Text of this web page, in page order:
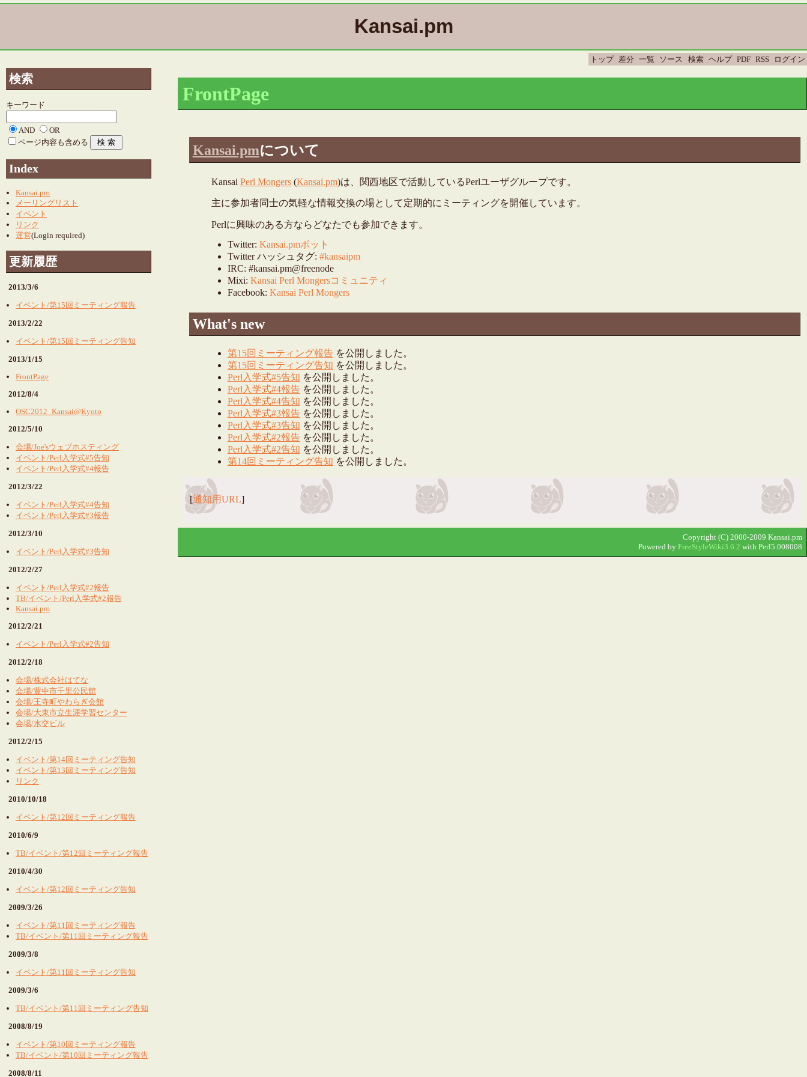
トップ 差分 一覧 ソース 検索 ヘルプ PDF RSS ログイン
FrontPage
Kansai.pmについて
Kansai Perl Mongers(Kansai.pm)は、関西地区で活動しているPerlユーザグループです。
主に参加者同士の気軽な情報交換の場として定期的にミーティングを開催しています。
Perlに興味のある方ならどなたでも参加できます。
Twitter: Kansai.pmボット
Twitter ハッシュタグ: #kansaipm
IRC: #kansai.pm@freenode
Mixi: Kansai Perl Mongersコミュニティ
Facebook: Kansai Perl Mongers
What's new
第15回ミーティング報告を公開しました。
第15回ミーティング告知 を公開しました。
Perl入学式#5告知 を公開しました。
Perl入学式#4報告を公開しました。
Perl入学式#4告知 を公開しました。
Perl入学式#3報告を公開しました。
Perl入学式#3告知 を公開しました。
Perl入学式#2報告を公開しました。
Perl入学式#2告知 を公開しました。
第14回ミーティング告知 を公開しました。
[通知用URL]
Copyright (C) 2000-2009 Kansai.pm
Powered by FreeStyleWiki3.6.2 with Perl5.008008
検索
キーワード
AND
OR
ページ内容も含める
Index
Kansai.pm
メーリングリスト
イベント
リンク
運営(Login required)
更新履歴
2013/3/6
イベント/第15回ミーティング報告
2013/2/22
イベント/第15回ミーティング告知
2013/1/15
FrontPage
2012/8/4
OSC2012_Kansai@Kyoto
2012/5/10
会場/Joe'sウェブホスティング
イベント/Perl入学式#5告知
イベント/Perl入学式#4報告
2012/3/22
イベント/Perl入学式#4告知
イベント/Perl入学式#3報告
2012/3/10
イベント/Perl入学式#3告知
2012/2/27
イベント/Perl入学式#2報告
TB/イベント/Perl入学式#2報告
Kansai.pm
2012/2/21
イベント/Perl入学式#2告知
2012/2/18
会場/株式会社はてな
会場/豊中市千里公民館
会場/王寺町やわらぎ会館
会場/大東市立生涯学習センター
会場/水交ビル
2012/2/15
イベント/第14回ミーティング告知
イベント/第13回ミーティング告知
リンク
2010/10/18
イベント/第12回ミーティング報告
2010/6/9
TB/イベント/第12回ミーティング報告
2010/4/30
イベント/第12回ミーティング告知
2009/3/26
イベント/第11回ミーティング報告
TB/イベント/第11回ミーティング報告
2009/3/8
イベント/第11回ミーティング告知
2009/3/6
TB/イベント/第11回ミーティング告知
2008/8/19
イベント/第10回ミーティング報告
TB/イベント/第10回ミーティング報告
2008/8/11
Kansai.pm